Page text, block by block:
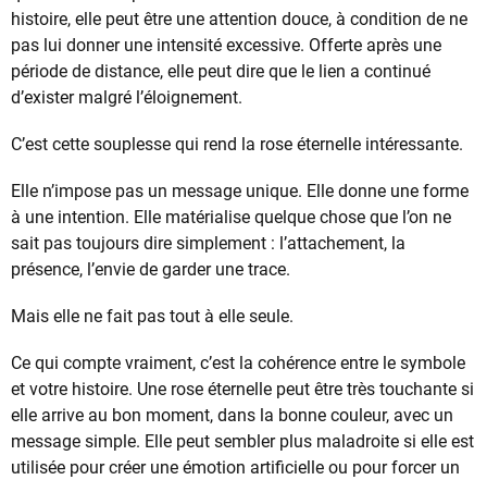
histoire, elle peut être une attention douce, à condition de ne
pas lui donner une intensité excessive. Offerte après une
période de distance, elle peut dire que le lien a continué
d’exister malgré l’éloignement.
C’est cette souplesse qui rend la rose éternelle intéressante.
Elle n’impose pas un message unique. Elle donne une forme
à une intention. Elle matérialise quelque chose que l’on ne
sait pas toujours dire simplement : l’attachement, la
présence, l’envie de garder une trace.
Mais elle ne fait pas tout à elle seule.
Ce qui compte vraiment, c’est la cohérence entre le symbole
et votre histoire. Une rose éternelle peut être très touchante si
elle arrive au bon moment, dans la bonne couleur, avec un
message simple. Elle peut sembler plus maladroite si elle est
utilisée pour créer une émotion artificielle ou pour forcer un